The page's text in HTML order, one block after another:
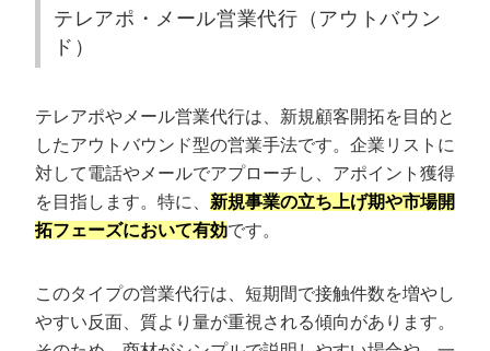
営業代行を利用する3つのメリット
自社ではアプローチできていなかった市場の新規開拓
ができる
テストマーケティングになる
営業代行を利用する2つのデメリット
気付かないうちに炎上するリスクがある
テレアポ・メール営業代行（アウトバウン
ド）
テレアポやメール営業代行は、新規顧客開拓を目的と
したアウトバウンド型の営業手法です。企業リストに
対して電話やメールでアプローチし、アポイント獲得
を目指します。特に、 新規事業の立ち上げ期や市場開
拓フェーズにおいて有効です。
このタイプの営業代行は、短期間で接触件数を増やし
やすい反面、質より量が重視される傾向があります。